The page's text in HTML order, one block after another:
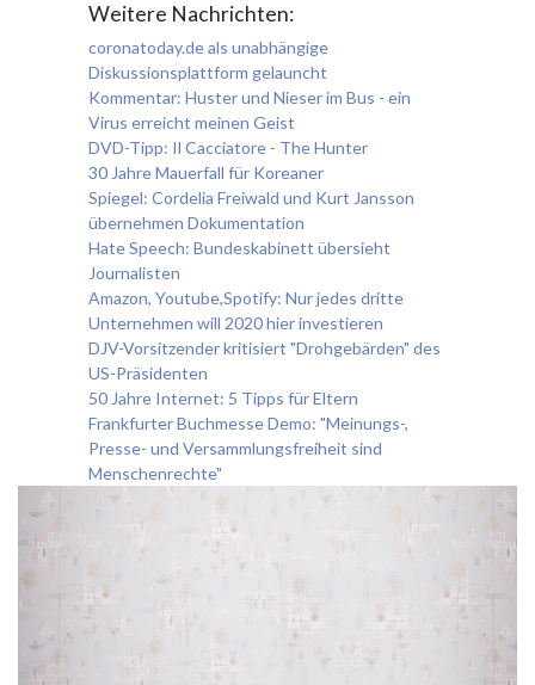
Weitere Nachrichten:
coronatoday.de als unabhängige
Diskussionsplattform gelauncht
Kommentar: Huster und Nieser im Bus - ein
Virus erreicht meinen Geist
DVD-Tipp: Il Cacciatore - The Hunter
30 Jahre Mauerfall für Koreaner
Spiegel: Cordelia Freiwald und Kurt Jansson
übernehmen Dokumentation
Hate Speech: Bundeskabinett übersieht
Journalisten
Amazon, Youtube,Spotify: Nur jedes dritte
Unternehmen will 2020 hier investieren
DJV-Vorsitzender kritisiert "Drohgebärden" des
US-Präsidenten
50 Jahre Internet: 5 Tipps für Eltern
Frankfurter Buchmesse Demo: "Meinungs-,
Presse- und Versammlungsfreiheit sind
Menschenrechte"